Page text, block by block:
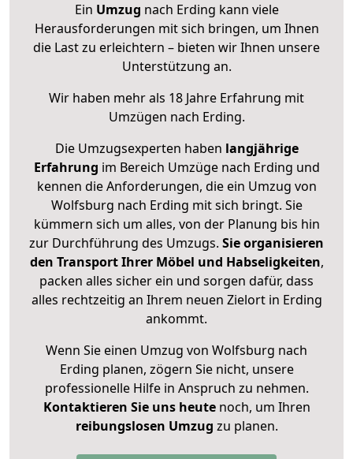
Ein Umzug nach Erding kann viele
Herausforderungen mit sich bringen, um Ihnen
die Last zu erleichtern – bieten wir Ihnen unsere
Unterstützung an.
Wir haben mehr als 18 Jahre Erfahrung mit
Umzügen nach Erding.
Die Umzugsexperten haben langjährige
Erfahrung im Bereich Umzüge nach Erding und
kennen die Anforderungen, die ein Umzug von
Wolfsburg nach Erding mit sich bringt. Sie
kümmern sich um alles, von der Planung bis hin
zur Durchführung des Umzugs. Sie organisieren
den Transport Ihrer Möbel und Habseligkeiten,
packen alles sicher ein und sorgen dafür, dass
alles rechtzeitig an Ihrem neuen Zielort in Erding
ankommt.
Wenn Sie einen Umzug von Wolfsburg nach
Erding planen, zögern Sie nicht, unsere
professionelle Hilfe in Anspruch zu nehmen.
Kontaktieren Sie uns heutenoch, um Ihren
reibungslosen Umzug zu planen.